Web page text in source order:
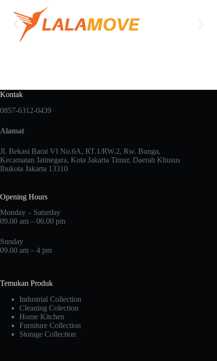
Kontak
0857-6312-0439
Alamat
Jl. Bekasi Barat VI No.6A, RT.1/RW.2, Rw. Bunga,
Kecamatan Jatinegara, Kota Jakarta Timur, Daerah Khusus
Ibukota Jakarta 13310
Opening Hours
Monday – Saturday
09.00 am – 06.00 pm
Sunday
09.00 am – 4 pm
Temukan Produk
Industrial Collection
Cleaning Colection
Home Kitchen
Furniture Collection
Storage Collection